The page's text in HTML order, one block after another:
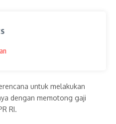
untuk melakukan
dengan memotong gaji
RI.